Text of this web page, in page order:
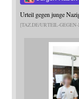
Urteil gegen junge
TAZ.DE/URTEIL-